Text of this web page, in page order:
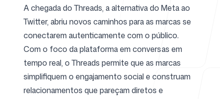
Para agências
Blog
A chegada do Threads, a alternativa do Meta ao
Twitter, abriu novos caminhos para as marcas se
conectarem autenticamente com o público.
Com o foco da plataforma em conversas em
tempo real, o Threads permite que as marcas
simplifiquem o engajamento social e construam
relacionamentos que pareçam diretos e